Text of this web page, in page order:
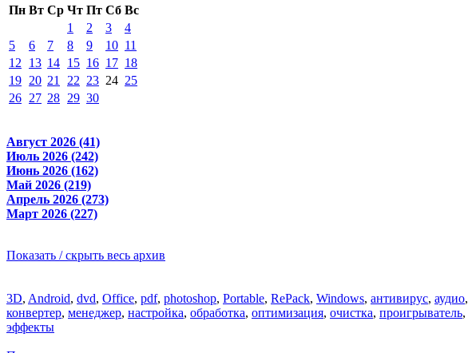
Пн Вт Ср Чт Пт Сб Вс
1
2 3
4
5
6 7 8 9 10 11
12
13 14 15 16 17 18
19 20 21 22 23 24 25
26 27 28 29 30
Август 2026 (41)
Июль 2026 (242)
Июнь 2026 (162)
Май 2026 (219)
Апрель 2026 (273)
Март 2026 (227)
Показать / скрыть весь архив
3D, Android, dvd, Office, pdf, photoshop, Portable, RePack, Windows, антивирус, аудио,
конвертер, менеджер, настройка, обработка, оптимизация, очистка, проигрыватель,
эффекты